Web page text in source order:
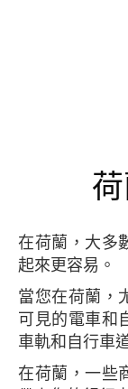
在荷蘭，大多數人講著一口流利的英語，因此溝通
起來更容易。
當您在荷蘭，尤其是阿姆斯特丹，您可能會對隨處
可見的電車和
車軌和自行車
在荷蘭，一些商店和飯店只接受銀行卡支付，記得